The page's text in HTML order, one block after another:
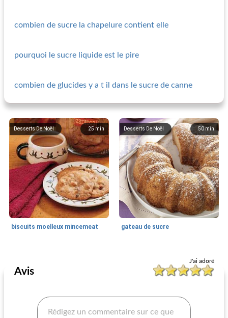
combien de sucre la chapelure contient elle
pourquoi le sucre liquide est le pire
combien de glucides y a t il dans le sucre de canne
25 min
Desserts De Noël
biscuits moelleux mincemeat
50min
Desserts De Noël
gateau de sucre
J'ai adoré
Avis